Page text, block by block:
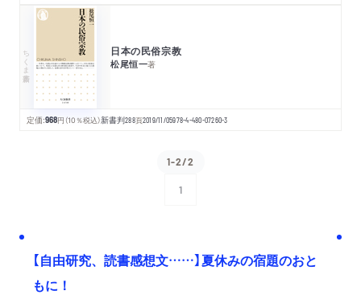
ちくま新書 日本の民俗宗教
松尾恒一著
定価:968円 （10％税込）新書判288頁2019/11/05978-4-480-07260-3
1-2/2
1
【自由研究、読書感想文……】夏休みの宿題のおと
もに！